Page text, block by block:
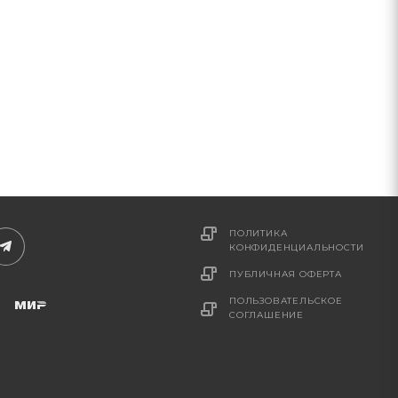
ПОЛИТИКА
КОНФИДЕНЦИАЛЬНОСТИ
ПУБЛИЧНАЯ ОФЕРТА
ПОЛЬЗОВАТЕЛЬСКОЕ
СОГЛАШЕНИЕ